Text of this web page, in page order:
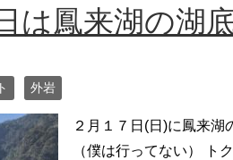
は鳳来湖の湖
外岩
２月１７日(日)に鳳来湖
（僕は行ってない） ト